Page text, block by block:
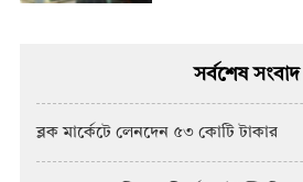
সর্বশেষ সংবাদ
ব্লক মার্কেটে লেনদেন ৫৩ কোটি টাকার